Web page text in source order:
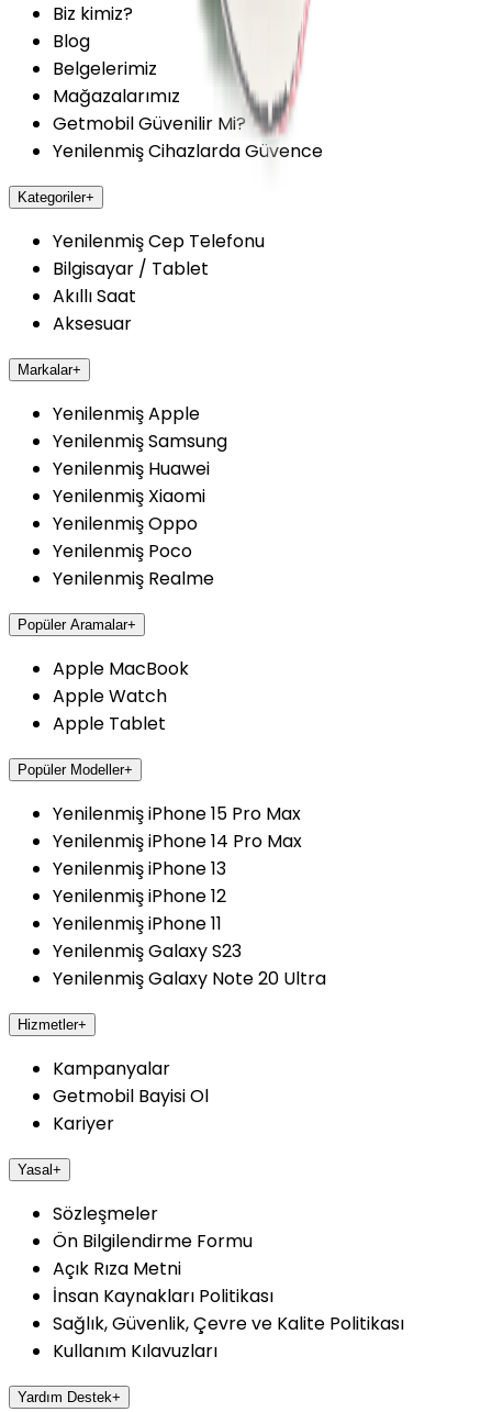
Biz kimiz?
Blog
Belgelerimiz
Mağazalarımız
Getmobil Güvenilir Mi?
Yenilenmiş Cihazlarda Güvence
Kategoriler+
Yenilenmiş Cep Telefonu
Bilgisayar / Tablet
Akıllı Saat
Aksesuar
Markalar+
Yenilenmiş Apple
Yenilenmiş Samsung
Yenilenmiş Huawei
Yenilenmiş Xiaomi
Yenilenmiş Oppo
Yenilenmiş Poco
Yenilenmiş Realme
Popüler Aramalar+
Apple MacBook
Apple Watch
Apple Tablet
Popüler Modeller+
Yenilenmiş iPhone 15 Pro Max
Yenilenmiş iPhone 14 Pro Max
Yenilenmiş iPhone 13
Yenilenmiş iPhone 12
Yenilenmiş iPhone 11
Yenilenmiş Galaxy S23
Yenilenmiş Galaxy Note 20 Ultra
Hizmetler+
Kampanyalar
Getmobil Bayisi Ol
Kariyer
Yasal+
Sözleşmeler
Ön Bilgilendirme Formu
Açık Rıza Metni
İnsan Kaynakları Politikası
Sağlık, Güvenlik, Çevre ve Kalite Politikası
Kullanım Kılavuzları
Yardım Destek+